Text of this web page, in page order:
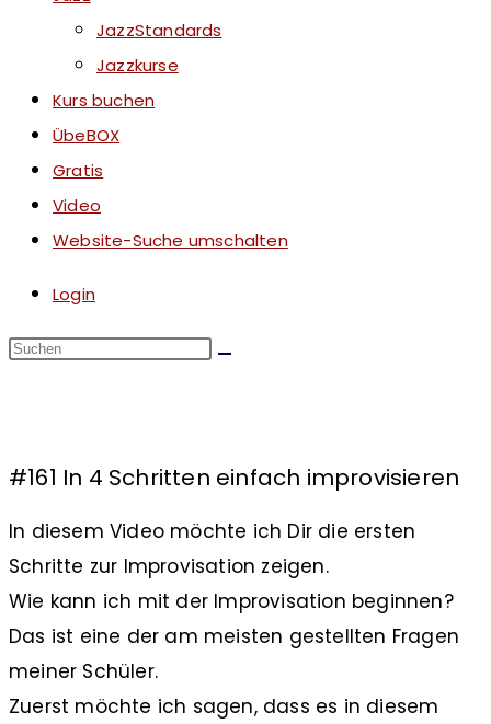
JazzStandards
Jazzkurse
Kurs buchen
ÜbeBOX
Gratis
Video
Website-Suche umschalten
Login
#161 In 4 Schritten einfach improvisieren
In diesem Video möchte ich Dir die ersten
Schritte zur Improvisation zeigen.
Wie kann ich mit der Improvisation beginnen?
Das ist eine der am meisten gestellten Fragen
meiner Schüler.
Zuerst möchte ich sagen, dass es in diesem